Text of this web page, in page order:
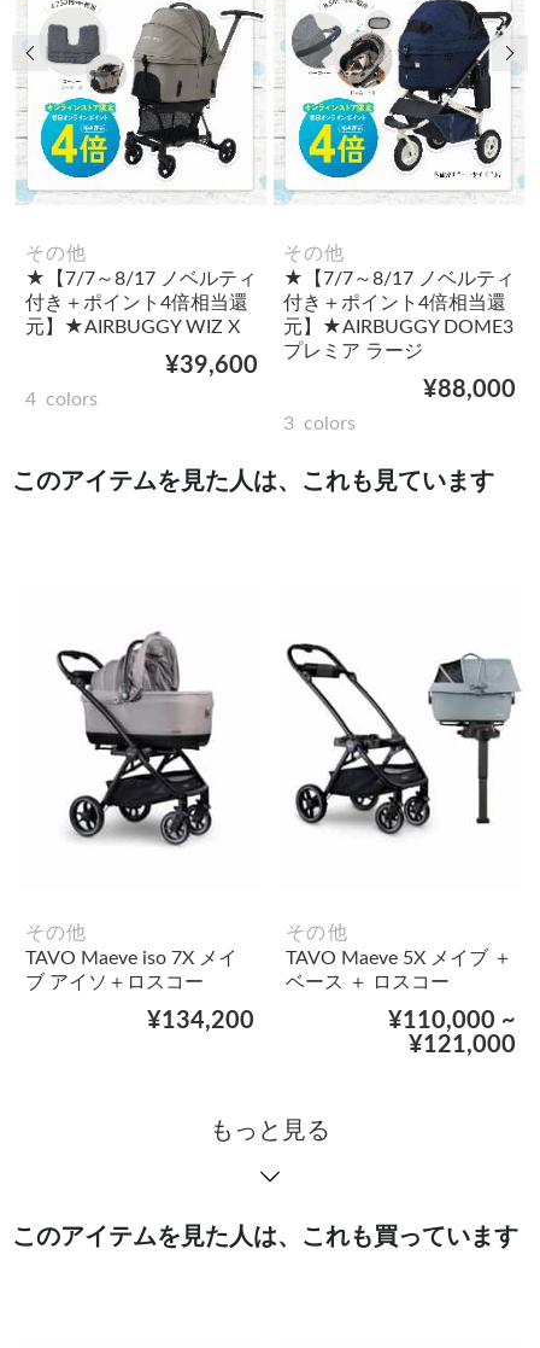
その他
★【7/7～8/17 ノベルティ
付き＋ポイント4倍相当還
元】★AIRBUGGY WIZ X
¥39,600
4 colors
その他
★【7/7～8/17 ノベルティ
付き＋ポイント4倍相当還
元】★AIRBUGGY DOME3
プレミア ラージ
¥88,000
3 colors
前の画像 次
このアイテムを見た人は、これも見ています
その他
TAVO Maeve iso 7X メイ
ブ アイソ＋ロスコー
¥134,200
その他
TAVO Maeve 5X メイブ ＋
ベース ＋ ロスコー
¥110,000 ~
¥121,000
もっと見る
このアイテムを見た人は、これも買っています